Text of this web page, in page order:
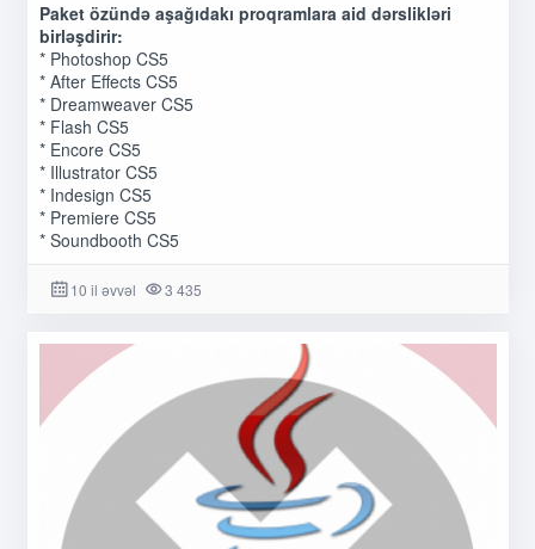
Paket özündə aşağıdakı proqramlara aid dərslikləri
birləşdirir:
* Photoshop CS5
* After Effects CS5
* Dreamweaver CS5
* Flash CS5
* Encore CS5
* Illustrator CS5
* Indesign CS5
* Premiere CS5
* Soundbooth CS5
10 il əvvəl 3 435